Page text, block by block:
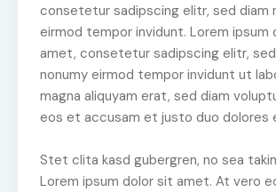
consetetur sadipscing elitr, sed diam
eirmod tempor invidunt. Lorem ipsum
amet, consetetur sadipscing elitr,
nonumy eirmod tempor invidunt ut
magna aliquyam erat, sed diam
eos et accusam et justo duo dolores
Stet clita kasd gubergren, no sea
Lorem ipsum dolor sit amet. At vero